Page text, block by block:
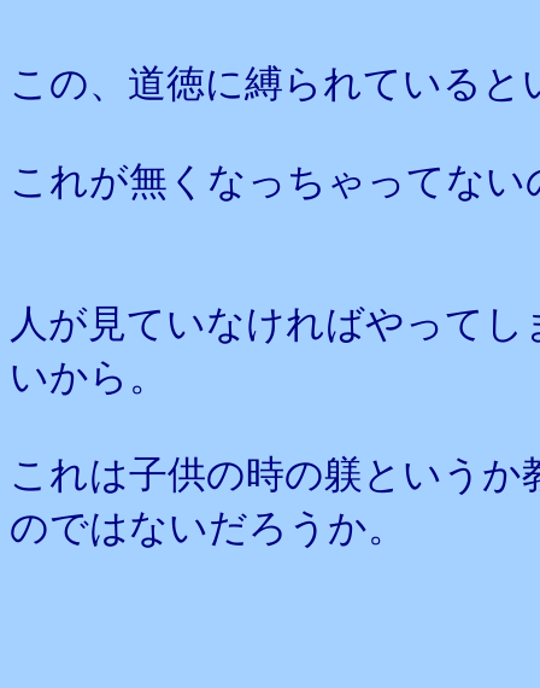
この、道徳に縛られていると
これが無くなっちゃってな
人が見ていなければやって
いから。
これは子供の時の躾という
のではないだろうか。